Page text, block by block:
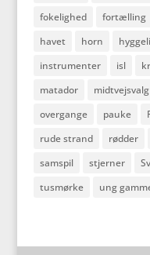
fokelighed
fortælling
havet
horn
instrumenter
isl
matador
midtvejsvalg
overgange
pauke
rude strand
rødder
samspil
stjerner
tusmørke
ung